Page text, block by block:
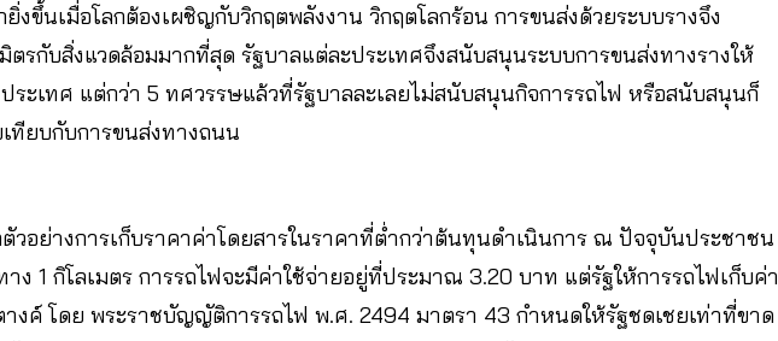
งขึ้นเมื่อโลกต้องเผชิญกับวิกฤตพลังงาน วิกฤตโลกร้อน การขนส่งด้วยระบบรางจึง
ตรกับสิ่งแวดล้อมมากที่สุด รัฐบาลแต่ละประเทศจึงสนับสนุนระบบการขนส่งทางรางให้
ระเทศ แต่กว่า 5 ทศวรรษแล้วที่รัฐบาลละเลยไม่สนับสนุนกิจการรถไฟ หรือสนับสนุนก็
ทียบกับการขนส่งทางถนน
วอย่างการเก็บราคาค่าโดยสารในราคาที่ต่ำกว่าต้นทุนดำเนินการ ณ ปัจจุบันประชาชน
าง 1 กิโลเมตร การรถไฟจะมีค่าใช้จ่ายอยู่ที่ประมาณ 3.20 บาท แต่รัฐให้การรถไฟเก็บค่า
างค์ โดย พระราชบัญญัติการรถไฟ พ.ศ. 2494 มาตรา 43 กำหนดให้รัฐชดเชยเท่าที่ขาด